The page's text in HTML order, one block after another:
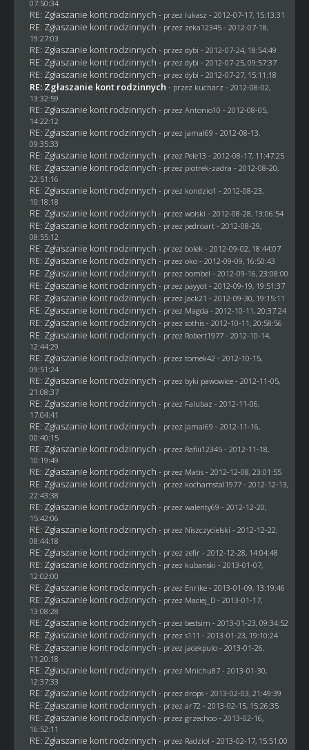
07:50:34
RE: Zgłaszanie kont rodzinnych - przez lukasz - 2012-07-17, 15:13:31
RE: Zgłaszanie kont rodzinnych - przez zeka12345- 2012-07-18,
19:27:03
RE: Zgłaszanie kont rodzinnych - przez dybi - 2012-07-24, 18:54:49
RE: Zgłaszanie kont rodzinnych - przez dybi - 2012-07-25, 09:57:37
RE: Zgłaszanie kont rodzinnych - przez dybi - 2012-07-27, 15:11:18
RE: Zgłaszanie kont rodzinnych - przez kucharz - 2012-08-02,
13:32:59
RE: Zgłaszanie kont rodzinnych - przez Antonio10 - 2012-08-05,
14:22:12
RE: Zgłaszanie kont rodzinnych - przez jamal69 - 2012-08-13,
09:35:33
RE: Zgłaszanie kont rodzinnych - przez Pele13 - 2012-08-17, 11:47:25
RE: Zgłaszanie kont rodzinnych - przez piotrek-zadra - 2012-08-20,
22:51:16
RE: Zgłaszanie kont rodzinnych - przez kondzio1 - 2012-08-23,
10:18:18
RE: Zgłaszanie kont rodzinnych - przez wolski - 2012-08-28, 13:06:54
RE: Zgłaszanie kont rodzinnych - przez pedroart- 2012-08-29,
08:55:12
RE: Zgłaszanie kont rodzinnych - przez bolek- 2012-09-02, 18:44:07
RE: Zgłaszanie kont rodzinnych - przez oko- 2012-09-09, 16:50:43
RE: Zgłaszanie kont rodzinnych - przez bombel - 2012-09-16, 23:08:00
RE: Zgłaszanie kont rodzinnych - przez payyot- 2012-09-19, 19:51:37
RE: Zgłaszanie kont rodzinnych - przez Jack21 - 2012-09-30, 19:15:11
RE: Zgłaszanie kont rodzinnych - przez Magda - 2012-10-11, 20:37:24
RE: Zgłaszanie kont rodzinnych - przez sothis- 2012-10-11, 20:58:56
RE: Zgłaszanie kont rodzinnych - przez Robert1977- 2012-10-14,
12:44:29
RE: Zgłaszanie kont rodzinnych - przez tomek42 - 2012-10-15,
09:51:24
RE: Zgłaszanie kont rodzinnych - przez byki pawowice- 2012-11-05,
21:08:37
RE: Zgłaszanie kont rodzinnych - przez Falubaz - 2012-11-06,
17:04:41
RE: Zgłaszanie kont rodzinnych - przez jamal69 - 2012-11-16,
00:40:15
RE: Zgłaszanie kont rodzinnych - przez Rafiii12345- 2012-11-18,
10:19:49
RE: Zgłaszanie kont rodzinnych - przez Matis- 2012-12-08, 23:01:55
RE: Zgłaszanie kont rodzinnych - przez kochamstal1977- 2012-12-13,
22:43:38
RE: Zgłaszanie kont rodzinnych - przez walenty69 - 2012-12-20,
15:42:06
RE: Zgłaszanie kont rodzinnych - przez Niszczycielski - 2012-12-22,
08:44:18
RE: Zgłaszanie kont rodzinnych - przez zefir- 2012-12-28, 14:04:48
RE: Zgłaszanie kont rodzinnych - przez kubanski - 2013-01-07,
12:02:00
RE: Zgłaszanie kont rodzinnych - przez Enrike- 2013-01-09, 13:19:46
RE: Zgłaszanie kont rodzinnych - przez Maciej_D- 2013-01-17,
13:08:28
RE: Zgłaszanie kont rodzinnych - przez bestsim - 2013-01-23, 09:34:52
RE: Zgłaszanie kont rodzinnych - przez s111 - 2013-01-23, 19:10:24
RE: Zgłaszanie kont rodzinnych - przez jacekpulo- 2013-01-26,
11:20:18
RE: Zgłaszanie kont rodzinnych - przez Mnichu87- 2013-01-30,
12:37:33
RE: Zgłaszanie kont rodzinnych - przez drops- 2013-02-03, 21:49:39
RE: Zgłaszanie kont rodzinnych - przez ar72 - 2013-02-15, 15:26:35
RE: Zgłaszanie kont rodzinnych - przez grzechoo - 2013-02-16,
16:52:11
RE: Zgłaszanie kont rodzinnych - przez Radziol - 2013-02-17, 15:51:00